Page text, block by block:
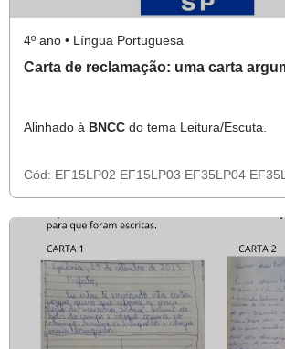
4º ano • Língua Portuguesa
Carta de reclamação: uma carta
Alinhado à BNCC do tema Leitura/Escuta.
Cód: EF15LP02 EF15LP03 EF35LP04